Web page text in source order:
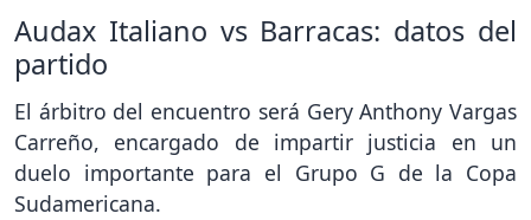
Audax Italiano vs Barracas: datos del
partido
El árbitro del encuentro será Gery Anthony Vargas
Carreño, encargado de impartir justicia en un
duelo importante para el Grupo G de la Copa
Sudamericana.